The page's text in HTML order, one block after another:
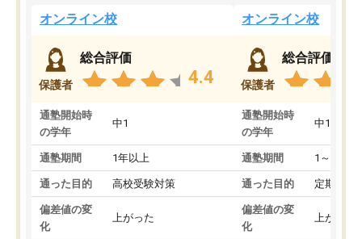
オンライン校
保護者
総合評価
4.4
通塾開始時
の学年
中1
通塾期間 1年以上
通った目的 高校受験対策
偏差値の変
化
上がった
オンライン校
保護者
総合評価
通塾開始時
の学年
中1
通塾期間 1～3ヵ月
通った目的 定期テス
偏差値の変
化
上がった